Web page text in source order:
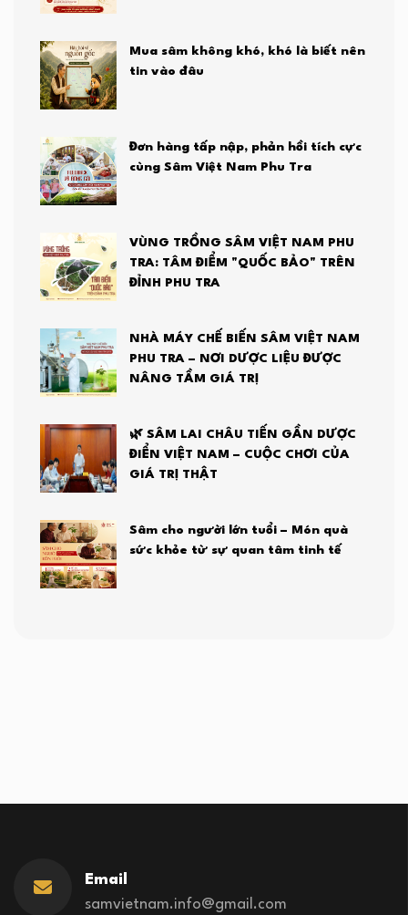
Mua sâm không khó, khó là biết nên
tin vào đâu
Đơn hàng tấp nập, phản hồi tích cực
cùng Sâm Việt Nam Phu Tra
VÙNG TRỒNG SÂM VIỆT NAM PHU
TRA: TÂM ĐIỂM "QUỐC BẢO" TRÊN
ĐỈNH PHU TRA
NHÀ MÁY CHẾ BIẾN SÂM VIỆT NAM
PHU TRA – NƠI DƯỢC LIỆU ĐƯỢC
NÂNG TẦM GIÁ TRỊ
🌿 SÂM LAI CHÂU TIẾN GẦN DƯỢC
ĐIỂN VIỆT NAM – CUỘC CHƠI CỦA
GIÁ TRỊ THẬT
Sâm cho người lớn tuổi – Món quà
sức khỏe từ sự quan tâm tinh tế
Email
samvietnam.info@gmail.com